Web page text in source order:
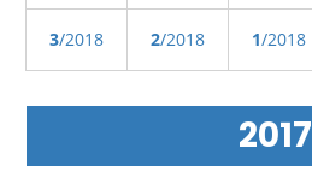
3/2018 2/2018 1/2018
2017